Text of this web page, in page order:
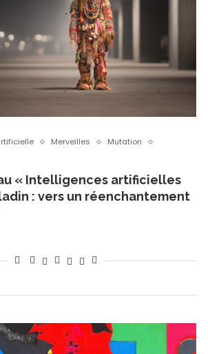
Merveilles
Mutation
« Intelligences artificielles
: vers un réenchantement